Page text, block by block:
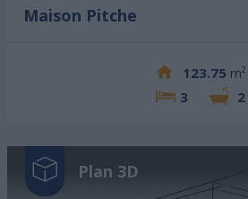
Maison Pitche
123.75 m²
3
2
Plan 3D